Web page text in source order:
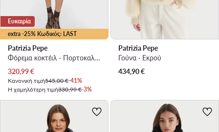
extra -25% Κωδικός: LAST
Ευκαιρία
Patrizia Pepe
Φόρεμα κοκτέιλ · Πορτοκαλί · Midi
Τρέχουσα τιμή
320,99€
Κανονική τιμή545,00 €-41%
Η χαμηλότερη τιμή330,99 €-3%
Patrizia Pepe
Γούνα · Εκρού
434,90€